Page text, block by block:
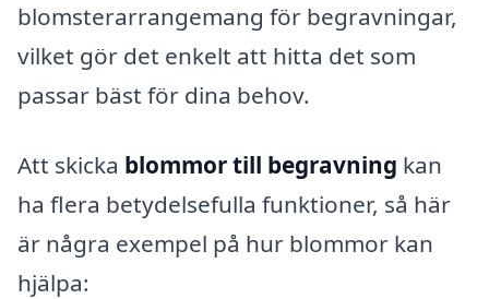
blomsterarrangemang för begravningar,
vilket gör det enkelt att hitta det som
passar bäst för dina behov.
Att skicka blommor till begravning kan
ha flera betydelsefulla funktioner, så här
är några exempel på hur blommor kan
hjälpa: